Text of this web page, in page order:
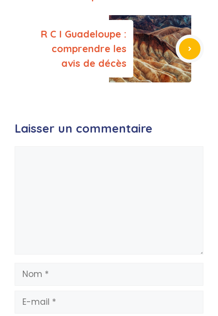
R C I Guadeloupe :
comprendre les
avis de décès
Laisser un commentaire
Nom
mail